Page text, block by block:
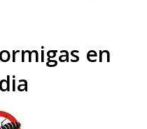
en